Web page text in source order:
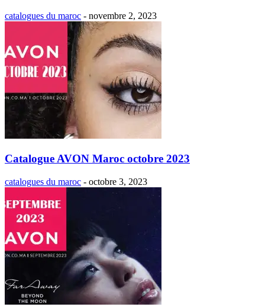
catalogues du maroc - novembre 2, 2023
Catalogue AVON Maroc octobre 2023
catalogues du maroc - octobre 3, 2023